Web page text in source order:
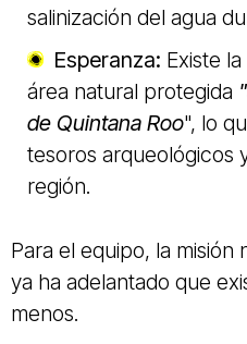
salinización del agua
Esperanza: Existe
área natural protegida
de Quintana Roo", lo
tesoros arqueológicos
región.
Para el equipo, la misión
ya ha adelantado que
menos.